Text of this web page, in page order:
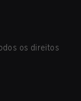
os direitos